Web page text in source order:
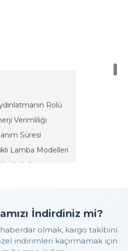
Rolü
Verimliliği
Süresi
Lamba Modelleri
Kullanım
gösterir ve bu noktada
hâline gelir. Güvenli bir şekilde
ya da sadece
için doğru ışık kaynağı
lambalarıkamp ekipmanlarının
İndirdiniz mi?
olmak, kargo takibini
indirimleri kaçırmamak için